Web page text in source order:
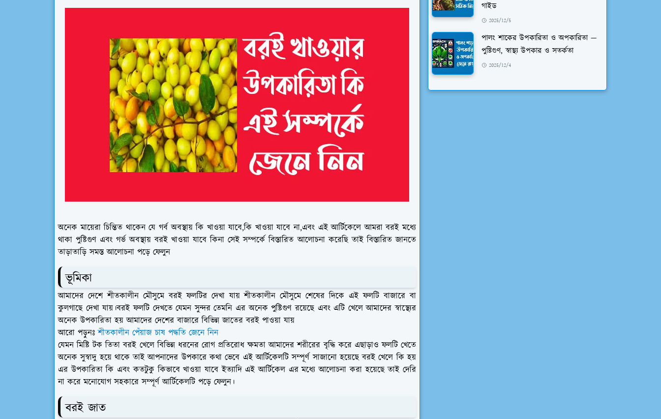
অনেক মায়েরা চিন্তিত থাকেন যে গর্ব অবস্থায় কি খাওয়া যাবে,কি খাওয়া যাবে না,এবং এই আর্টিকেলে আমরা বরই মধ্যে
থাকা পুষ্টিগুণ এবং গর্ভ অবস্থায় বরই খাওয়া যাবে কিনা সেই সম্পর্কে বিস্তারিত আলোচনা করেছি তাই বিস্তারিত জানতে
তাড়াতাড়ি সমস্ত আলোচনা পড়ে ফেলুন
ভূমিকা
আমাদের দেশে শীতকালীন মৌসুমে বরই ফলটির দেখা যায় শীতকালীন মৌসুমে শেষের দিকে এই ফলটি বাজারে বা
কুলগাছে দেখা যায়।বরই ফলটি দেখতে যেমন সুন্দর তেমনি এর অনেক পুষ্টিগুণ রয়েছে এবং এটি খেলে আমাদের স্বাস্থ্যের
অনেক উপকারিতা হয় আমাদের দেশের বাজারে বিভিন্ন জাতের বরই পাওয়া যায়
আরো পড়ুনঃ শীতকালীন পেঁয়াজ চাষ পদ্ধতি জেনে নিন
যেমন মিষ্টি টক তিতা বরই খেলে বিভিন্ন ধরনের রোগ প্রতিরোধ ক্ষমতা আমাদের শরীরের বৃদ্ধি করে এছাড়াও ফলটি খেতে
অনেক সুস্বাদু হয়ে থাকে তাই আপনাদের উপকারে কথা ভেবে এই আর্টিকেলটি সম্পূর্ণ সাজানো হয়েছে বরই খেলে কি হয়
এর উপকারিতা কি এবং কতটুকু কিভাবে খাওয়া যাবে ইত্যাদি এই আর্টিকেল এর মধ্যে আলোচনা করা হয়েছে তাই দেরি
না করে মনোযোগ সহকারে সম্পূর্ণ আর্টিকেলটি পড়ে ফেলুন।
বরই জাত
গাইড
2025/12/5
পালং শাকের উপকারিতা ও অপকারিতা —
পুষ্টিগুণ, স্বাস্থ্য উপকার ও সতর্কতা
2025/12/4